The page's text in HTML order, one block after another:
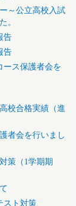
～公立高校入試
。
告
告
ース保護者会を
校合格実績（進
者会を行いまし
策（1学期期
ト対策